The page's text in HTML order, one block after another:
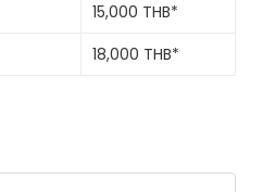
15,000 THB*
18,000 THB*